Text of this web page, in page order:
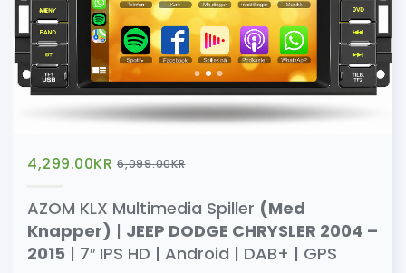
4,299.00KR 6,099.00KR
AZOM KLX Multimedia Spiller (Med
Knapper) | JEEP DODGE CHRYSLER 2004 –
2015 | 7″ IPS HD | Android | DAB+ | GPS